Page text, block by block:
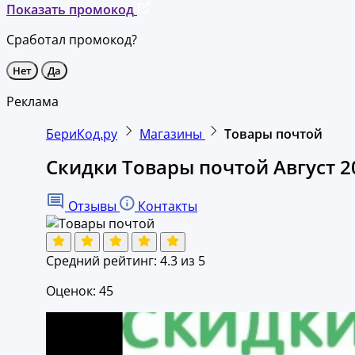
Показать промокод
Сработал промокод?
Нет Да
Реклама
БериКод.ру
Магазины Товары почтой
Скидки Товары почтой Август
Отзывы Контакты
Средний рейтинг: 4.3 из 5
Оценок: 45